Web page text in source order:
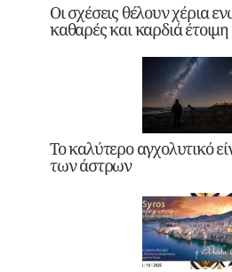
Οι σχέσεις θέλουν χέρια
καθαρές και καρδιά
Το καλύτερο αγχολυτικό
των άστρων